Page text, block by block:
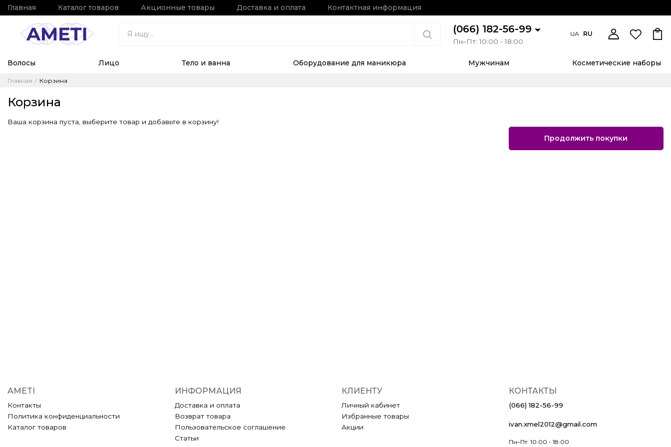
Главная Каталог товаров Акционные товары Доставка и оплата Контактная информация
(066) 182-56-99
Пн–Пт: 10:00 - 18:00
UA RU
Волосы Лицо Тело и ванна Оборудование для маникюра Мужчинам Косметические наборы
Главная Корзина
Корзина
Ваша корзина пуста, выберите товар и добавьте в корзину!
Продолжить покупки
AMETI
Контакты
Политика конфиденциальности
Каталог товаров
ИНФОРМАЦИЯ
Доставка и оплата
Возврат товара
Пользовательское соглашение
Статьи
КЛИЕНТУ
Личный кабинет
Избранные товары
Акции
КОНТАКТЫ
(066) 182-56-99
ivan.xmel2012@gmail.com
Пн–Пт: 10:00 - 18:00